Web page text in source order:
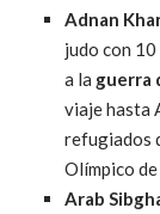
Adnan
judo con
a la guerra
viaje hasta
refugiados
Olímpico
Arab